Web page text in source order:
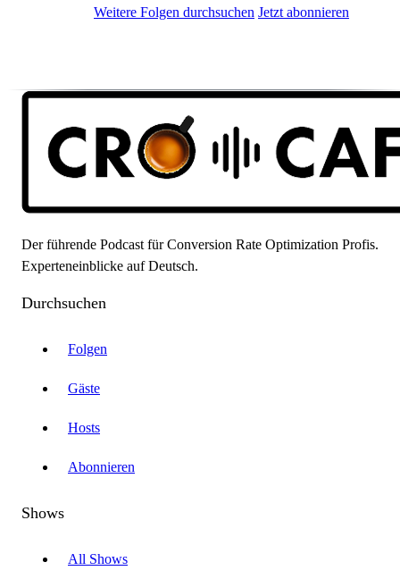
Weitere Folgen durchsuchen Jetzt abonnieren
Der führende Podcast für Conversion Rate Optimization Profis.
Experteneinblicke auf Deutsch.
Durchsuchen
Folgen
Gäste
Hosts
Abonnieren
Shows
All Shows